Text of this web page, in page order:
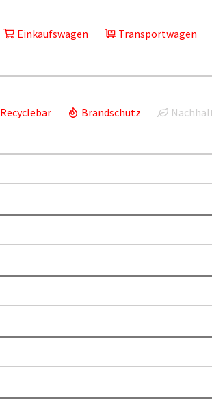
Einkaufswagen Transportwagen
Recyclebar Brandschutz